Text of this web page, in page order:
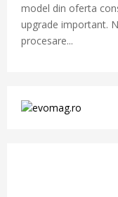
model din oferta
upgrade important.
procesare...